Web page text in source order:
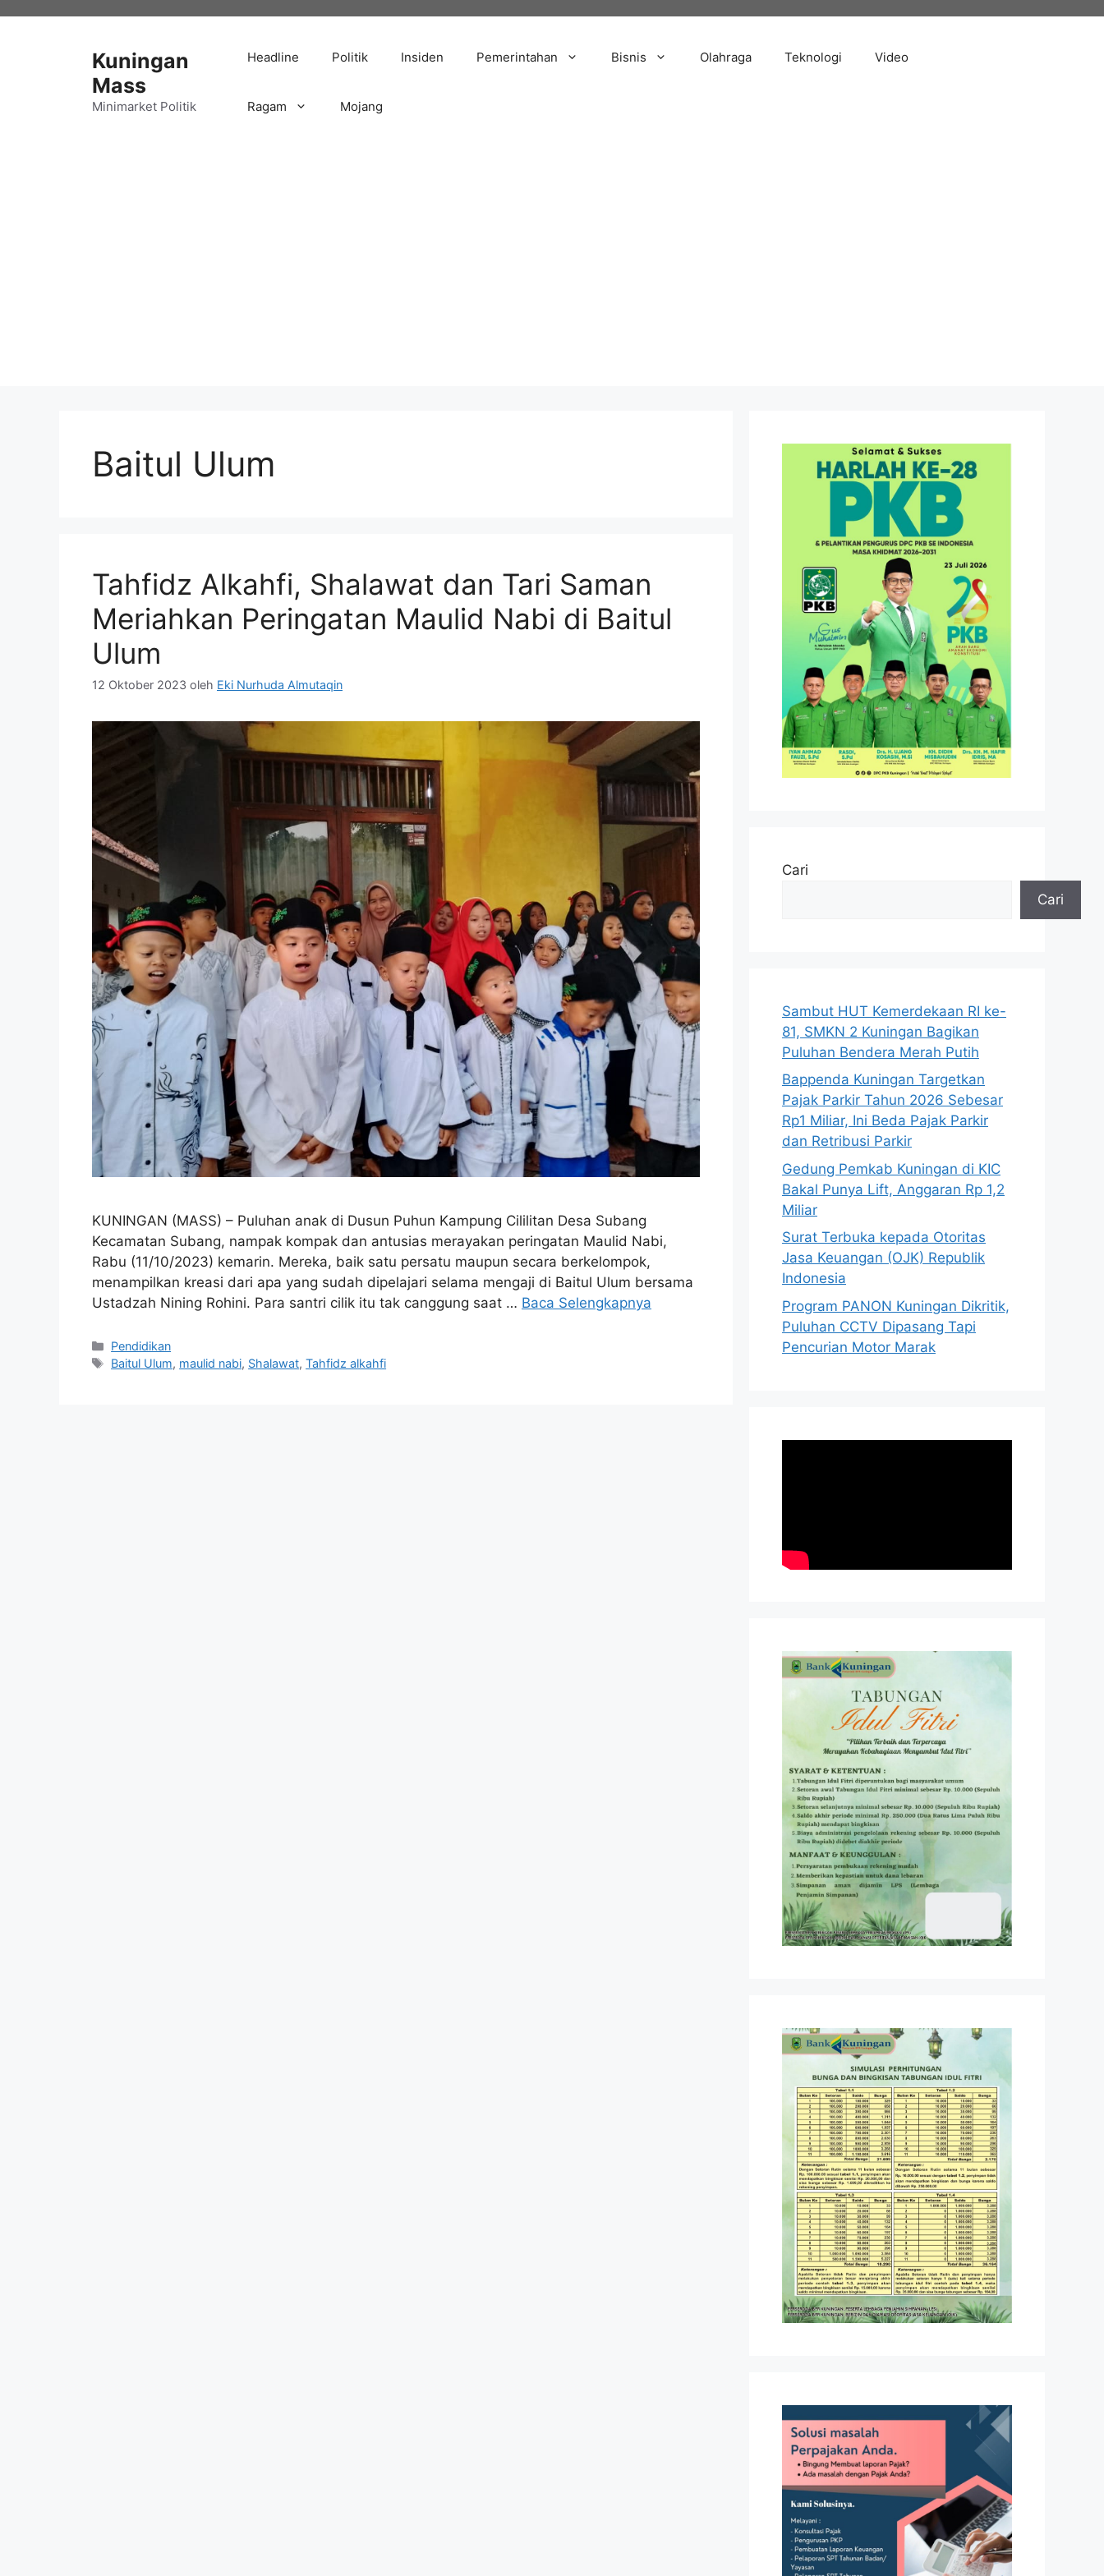
Kuningan
Mass
Minimarket Politik
Headline Politik Insiden Pemerintahan Bisnis Olahraga Teknologi Video
Ragam Mojang
Baitul Ulum
Tahfidz Alkahfi, Shalawat dan Tari Saman
Meriahkan Peringatan Maulid Nabi di Baitul
Ulum
12 Oktober 2023 oleh Eki Nurhuda Almutaqin
KUNINGAN (MASS) – Puluhan anak di Dusun Puhun Kampung Cililitan Desa Subang
Kecamatan Subang, nampak kompak dan antusias merayakan peringatan Maulid Nabi,
Rabu (11/10/2023) kemarin. Mereka, baik satu persatu maupun secara berkelompok,
menampilkan kreasi dari apa yang sudah dipelajari selama mengaji di Baitul Ulum bersama
Ustadzah Nining Rohini. Para santri cilik itu tak canggung saat … Baca Selengkapnya
Kategori
Pendidikan
Tag
Baitul Ulum, maulid nabi, Shalawat,Tahfidz alkahfi
Cari
Cari
Sambut HUT Kemerdekaan RI ke-
81, SMKN 2 Kuningan Bagikan
Puluhan Bendera Merah Putih
Bappenda Kuningan Targetkan
Pajak Parkir Tahun 2026 Sebesar
Rp1 Miliar, Ini Beda Pajak Parkir
dan Retribusi Parkir
Gedung Pemkab Kuningan di KIC
Bakal Punya Lift, Anggaran Rp 1,2
Miliar
Surat Terbuka kepada Otoritas
Jasa Keuangan (OJK) Republik
Indonesia
Program PANON Kuningan Dikritik,
Puluhan CCTV Dipasang Tapi
Pencurian Motor Marak